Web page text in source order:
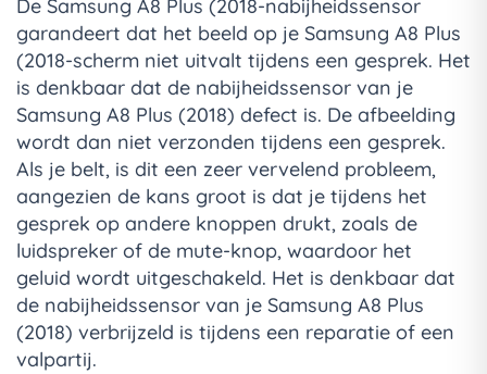
De Samsung A8 Plus (2018-nabijheidssensor
garandeert dat het beeld op je Samsung A8 Plus
(2018-scherm niet uitvalt tijdens een gesprek. Het
is denkbaar dat de nabijheidssensor van je
Samsung A8 Plus (2018) defect is. De afbeelding
wordt dan niet verzonden tijdens een gesprek.
Als je belt, is dit een zeer vervelend probleem,
aangezien de kans groot is dat je tijdens het
gesprek op andere knoppen drukt, zoals de
luidspreker of de mute-knop, waardoor het
geluid wordt uitgeschakeld. Het is denkbaar dat
de nabijheidssensor van je Samsung A8 Plus
(2018) verbrijzeld is tijdens een reparatie of een
valpartij.